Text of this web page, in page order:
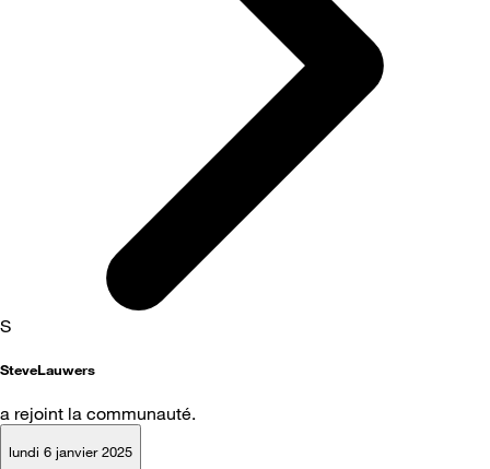
S
SteveLauwers
a rejoint la communauté.
lundi 6 janvier 2025